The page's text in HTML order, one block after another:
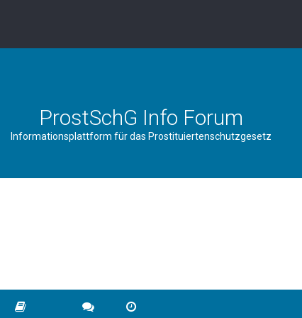
ProstSchG Info Forum
Informationsplattform für das Prostituiertenschutzgesetz